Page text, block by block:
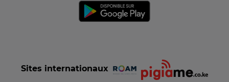
Sites internationaux